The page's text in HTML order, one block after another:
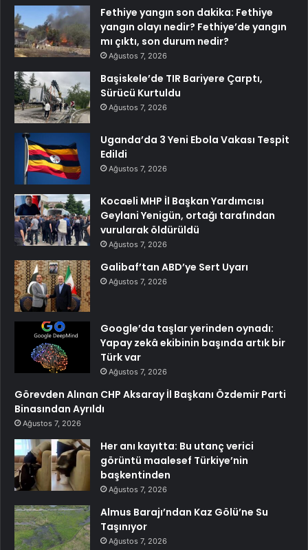
Fethiye yangın son dakika: Fethiye
yangın olayı nedir? Fethiye’de yangın
mı çıktı, son durum nedir?
Ağustos 7, 2026
Başiskele’de TIR Bariyere Çarptı,
Sürücü Kurtuldu
Ağustos 7, 2026
Uganda’da 3 Yeni Ebola Vakası Tespit
Edildi
Ağustos 7, 2026
Kocaeli MHP İl Başkan Yardımcısı
Geylani Yenigün, ortağı tarafından
vurularak öldürüldü
Ağustos 7, 2026
Galibaf’tan ABD’ye Sert Uyarı
Ağustos 7, 2026
Google’da taşlar yerinden oynadı:
Yapay zekâ ekibinin başında artık bir
Türk var
Ağustos 7, 2026
Görevden Alınan CHP Aksaray İl Başkanı Özdemir Parti
Binasından Ayrıldı
Ağustos 7, 2026
Her anı kayıtta: Bu utanç verici
görüntü maalesef Türkiye’nin
başkentinden
Ağustos 7, 2026
Almus Barajı’ndan Kaz Gölü’ne Su
Taşınıyor
Ağustos 7, 2026